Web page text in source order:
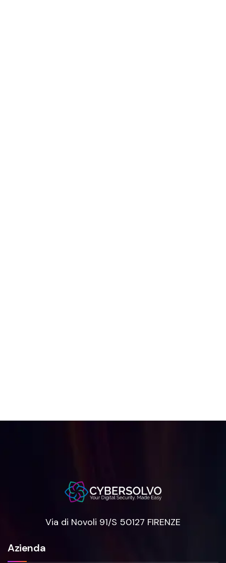
Via di Novoli 91/S 50127 FIRENZE
Azienda